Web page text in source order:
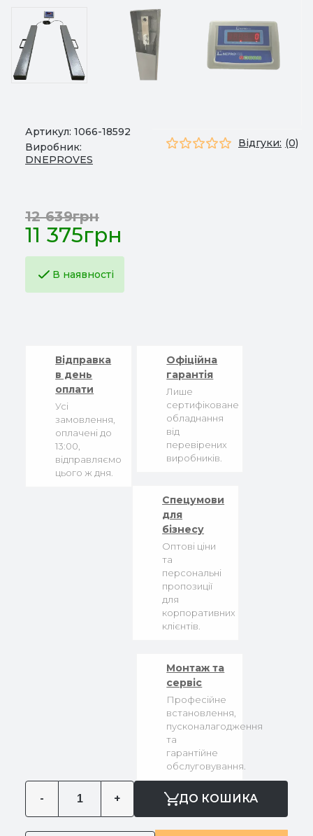
Артикул: 1066-18592
Виробник:
DNEPROVES
Відгуки: (0)
11 375грн
12 639грн
В наявності
Відправка
в день
оплати
Усі
замовлення,
оплачені до
13:00,
відправляємо
цього ж дня.
Офіційна
гарантія
Лише
сертифіковане
обладнання
від
перевірених
виробників.
Спецумови
для
бізнесу
Оптові ціни
та
персональні
пропозиції
для
корпоративних
клієнтів.
Монтаж та
сервіс
Професійне
встановлення,
пусконалагодження
та
гарантійне
обслуговування.
- + ДО КОШИКА